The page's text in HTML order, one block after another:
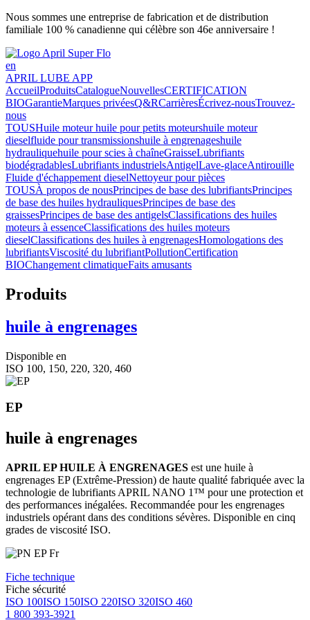
Nous sommes une entreprise de fabrication et de distribution
familiale 100 % canadienne qui célèbre son 46e anniversaire !
en
APRIL LUBE APP
AccueilProduitsCatalogueNouvellesCERTIFICATION
BIOGarantieMarques privéesQ&RCarrièresÉcrivez-nousTrouvez-
nous
TOUSHuile moteurhuile pour petits moteurshuile moteur
dieselfluide pour transmissionshuile à engrenageshuile
hydrauliquehuile pour scies à chaîneGraisseLubrifiants
biodégradablesLubrifiants industrielsAntigelLave-glaceAntirouille
Fluide d'échappement dieselNettoyeur pour pièces
TOUSÀ propos de nousPrincipes de base des lubrifiantsPrincipes
de base des huiles hydrauliquesPrincipes de base des
graissesPrincipes de base des antigelsClassifications des huiles
moteurs à essenceClassifications des huiles moteurs
dieselClassifications des huiles à engrenagesHomologations des
lubrifiantsViscosité du lubrifiantPollutionCertification
BIOChangement climatiqueFaits amusants
Produits
huile à engrenages
Disponible en
ISO 100, 150, 220, 320, 460
EP
huile à engrenages
APRIL EP HUILE À ENGRENAGES est une huile à
engrenages EP (Extrême-Pression) de haute qualité fabriquée avec la
technologie de lubrifiants APRIL NANO 1™ pour une protection et
des performances inégalées. Recommandée pour les engrenages
industriels opérant dans des conditions sévères. Disponible en cinq
grades de viscosité ISO.
Fiche technique
Fiche sécurité
ISO 100ISO 150ISO 220ISO 320ISO 460
1 800 393-3921